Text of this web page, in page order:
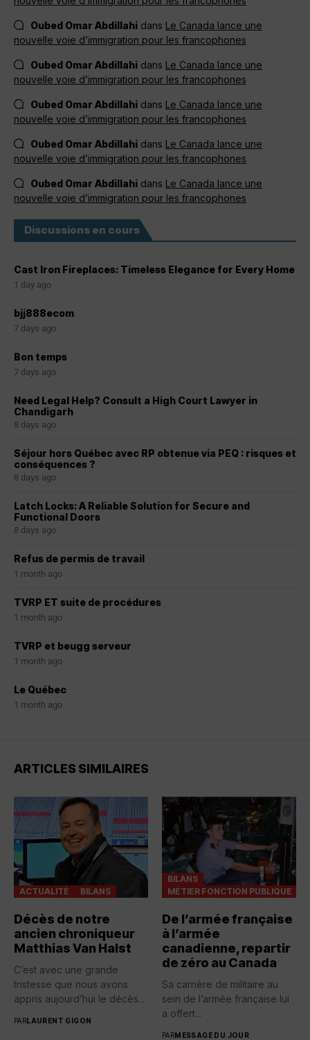
Oubed Omar Abdillahi dans Le Canada lance une
nouvelle voie d’immigration pour les francophones
Oubed Omar Abdillahi dans Le Canada lance une
nouvelle voie d’immigration pour les francophones
Oubed Omar Abdillahi dans Le Canada lance une
nouvelle voie d’immigration pour les francophones
Oubed Omar Abdillahi dans Le Canada lance une
nouvelle voie d’immigration pour les francophones
Oubed Omar Abdillahi dans Le Canada lance une
nouvelle voie d’immigration pour les francophones
Discussions en cours
Cast Iron Fireplaces: Timeless Elegance for Every Home
1 day ago
bjj888ecom
7 days ago
Bon temps
7 days ago
Need Legal Help? Consult a High Court Lawyer in
Chandigarh
8 days ago
Séjour hors Québec avec RP obtenue via PEQ : risques et
conséquences ?
8 days ago
Latch Locks: A Reliable Solution for Secure and
Functional Doors
8 days ago
Refus de permis de travail
1 month ago
TVRP ET suite de procédures
1 month ago
TVRP et beugg serveur
1 month ago
Le Québec
1 month ago
ARTICLES SIMILAIRES
ACTUALITÉ BILANS
Décès de notre
ancien chroniqueur
Matthias Van Halst
C’est avec une grande
tristesse que nous avons
appris aujourd’hui le décès...
PARLAURENT GIGON
BILANS
MÉTIER FONCTION PUBLIQUE
De l’armée française
à l’armée
canadienne, repartir
de zéro au Canada
Sa carrière de militaire au
sein de l’armée française lui
a offert...
PARMESSAGE DU JOUR